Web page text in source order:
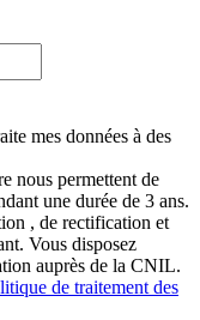
mes données à des
nous permettent de
une durée de 3 ans.
, de rectification et
Vous disposez
auprès de la CNIL.
de traitement des